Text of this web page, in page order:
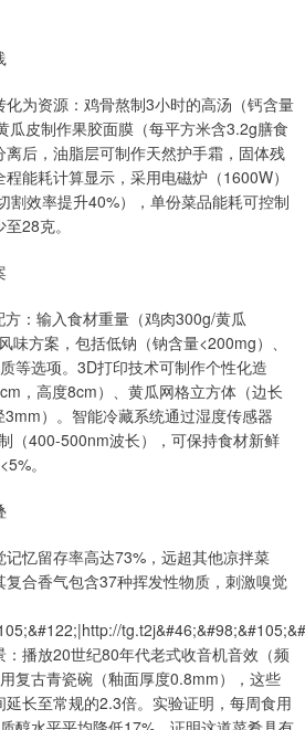
为资源：鸡骨熬制3小时的高汤（钙含量
瓜皮制作果胶面膜（每平方米含3.2g膳食
后，油脂层可制作天然护手霜，固体残
能耗计算显示，采用电磁炉（1600W）
割效率提升40%），单份菜品能耗可控制
28克。
：输入食材重量（鸡肉300g/黄瓜
味方案，包括低钠（钠含量<200mg）、
等选项。3D打印技术可制作个性化造
，高度8cm）、黄瓜网格立方体（边长
）。智能冷藏系统通过湿度传感器
（400-500nm波长），可保持食材新鲜
。
忆留存率高达73%，远超其他凉拌菜
复合香气包含37种挥发性物质，刺激嗅觉
播放20世纪80年代老式收音机音效（频
复古青瓷碗（釉面厚度0.8mm），这些
长至常规的2.3倍。实验证明，每周食用